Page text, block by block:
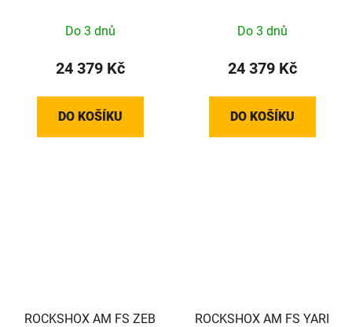
Do 3 dnů
24 379 Kč
DO KOŠÍKU
Do 3 dnů
24 379 Kč
DO KOŠÍKU
ROCKSHOX AM FS ZEB
ROCKSHOX AM FS YARI